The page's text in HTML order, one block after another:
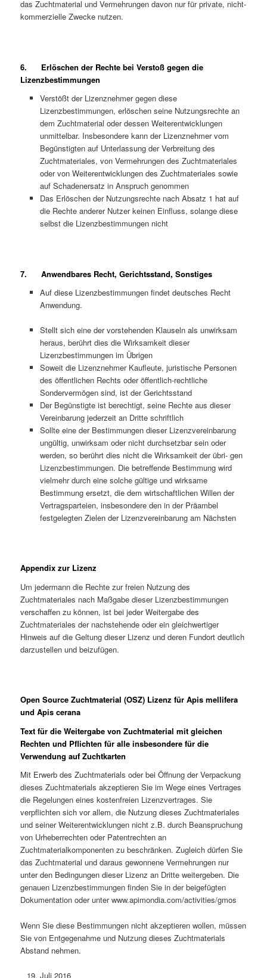
das Zuchtmaterial und Vermehrungen davon nur für private, nicht-
kommerzielle Zwecke nutzen.
6. Erlöschen der Rechte bei Verstoß gegen die
Lizenzbestimmungen
Verstößt der Lizenznehmer gegen diese
Lizenzbestimmungen, erlöschen seine Nutzungsrechte an
dem Zuchtmaterial oder dessen Weiterentwicklungen
unmittelbar. Insbesondere kann der Lizenznehmer vom
Begünstigten auf Unterlassung der Verbreitung des
Zuchtmateriales, von Vermehrungen des Zuchtmateriales
oder von Weiterentwicklungen des Zuchtmateriales sowie
auf Schadenersatz in Anspruch genommen
Das Erlöschen der Nutzungsrechte nach Absatz 1 hat auf
die Rechte anderer Nutzer keinen Einfluss, solange diese
selbst die Lizenzbestimmungen nicht
7. Anwendbares Recht, Gerichtsstand, Sonstiges
Auf diese Lizenzbestimmungen findet deutsches Recht
Anwendung.
Stellt sich eine der vorstehenden Klauseln als unwirksam
heraus, berührt dies die Wirksamkeit dieser
Lizenzbestimmungen im Übrigen
Soweit die Lizenznehmer Kaufleute, juristische Personen
des öffentlichen Rechts oder öffentlich-rechtliche
Sondervermögen sind, ist der Gerichtsstand
Der Begünstigte ist berechtigt, seine Rechte aus dieser
Vereinbarung jederzeit an Dritte schriftlich
Sollte eine der Bestimmungen dieser Lizenzvereinbarung
ungültig, unwirksam oder nicht durchsetzbar sein oder
werden, so berührt dies nicht die Wirksamkeit der übri- gen
Lizenzbestimmungen. Die betreffende Bestimmung wird
vielmehr durch eine solche gültige und wirksame
Bestimmung ersetzt, die dem wirtschaftlichen Willen der
Vertragsparteien, insbesondere den in der Präambel
festgelegten Zielen der Lizenzvereinbarung am Nächsten
Appendix zur Lizenz
Um jedermann die Rechte zur freien Nutzung des
Zuchtmateriales nach Maßgabe dieser Lizenzbestimmungen
verschaffen zu können, ist bei jeder Weitergabe des
Zuchtmateriales der nachstehende oder ein gleichwertiger
Hinweis auf die Geltung dieser Lizenz und deren Fundort deutlich
darzustellen und beizufügen.
Open Source Zuchtmaterial (OSZ) Lizenz für Apis mellifera
und Apis cerana
Text für die Weitergabe von Zuchtmaterial mit gleichen
Rechten und Pflichten für alle insbesondere für die
Verwendung auf Zuchtkarten
Mit Erwerb des Zuchtmaterials oder bei Öffnung der Verpackung
dieses Zuchtmaterials akzeptieren Sie im Wege eines Vertrages
die Regelungen eines kostenfreien Lizenzvertrages. Sie
verpflichten sich vor allem, die Nutzung dieses Zuchtmateriales
und seiner Weiterentwicklungen nicht z.B. durch Beanspruchung
von Urheberrechten oder Patentrechten an
Zuchtmaterialkomponenten zu beschränken. Zugleich dürfen Sie
das Zuchtmaterial und daraus gewonnene Vermehrungen nur
unter den Bedingungen dieser Lizenz an Dritte weitergeben. Die
genauen Lizenzbestimmungen finden Sie in der beigefügten
Dokumentation oder unter www.apimondia.com/activities/gmos
Wenn Sie diese Bestimmungen nicht akzeptieren wollen, müssen
Sie von Entgegenahme und Nutzung dieses Zuchtmaterials
Abstand nehmen.
Juli 2016